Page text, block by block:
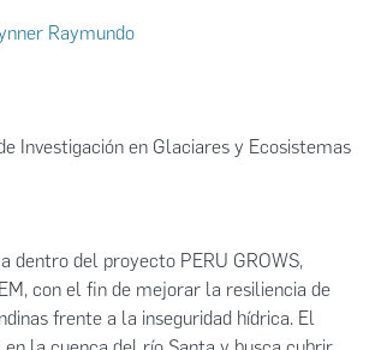
Raymundo
Investigación en Glaciares y Ecosistemas
dentro del proyecto PERU GROWS,
con el fin de mejorar la resiliencia de
frente a la inseguridad hídrica. El